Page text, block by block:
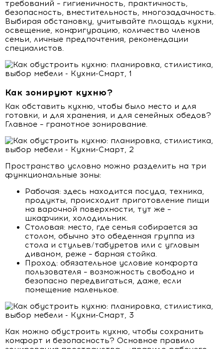
требований – гигиеничность, практичность,
безопасность, вместительность, многозадачность.
Выбирая обстановку, учитывайте площадь кухни,
освещение, конфигурацию, количество членов
семьи, личные предпочтения, рекомендации
специалистов.
Как зонируют кухню?
Как обставить кухню, чтобы было место и для
готовки, и для хранения, и для семейных обедов?
Главное – грамотное зонирование.
Пространство условно можно разделить на три
функциональные зоны:
Рабочая: здесь находится посуда, техника,
продукты, происходит приготовление пищи
на варочной поверхности, тут же –
шкафчики, холодильник.
Столовая: место, где семья собирается за
столом, обычно это обеденная группа из
стола и стульев/табуретов или с угловым
диваном, реже – барная стойка.
Проход: обязательное условие комфорта
пользователя – возможность свободно и
безопасно передвигаться, даже, если
помещение маленькое.
Как можно обустроить кухню, чтобы сохранить
комфорт и безопасность? Основное правило